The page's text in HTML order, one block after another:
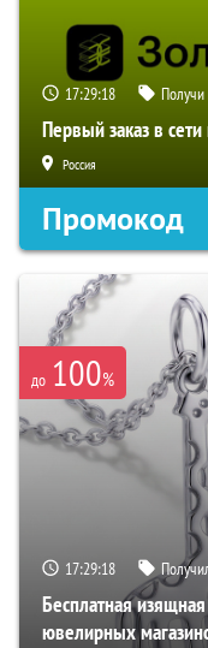
17:29:17
Первый заказ в
Россия
Промокод
до 100%
17:29:17
Бесплатная
ювелирных